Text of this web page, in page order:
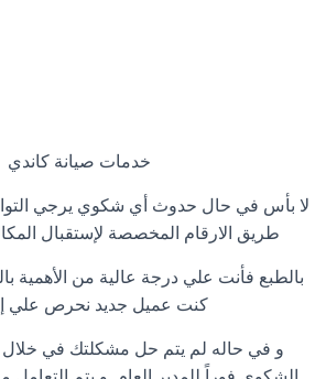
خدمات صيانة كاندي
لا بأس في حال حدوث أي شكوي يرجي
طريق الارقام المخصصة لإستقبال
بالطبع فأنت علي درجة عالية من الأهمية
كنت عميل جديد نحرص علي